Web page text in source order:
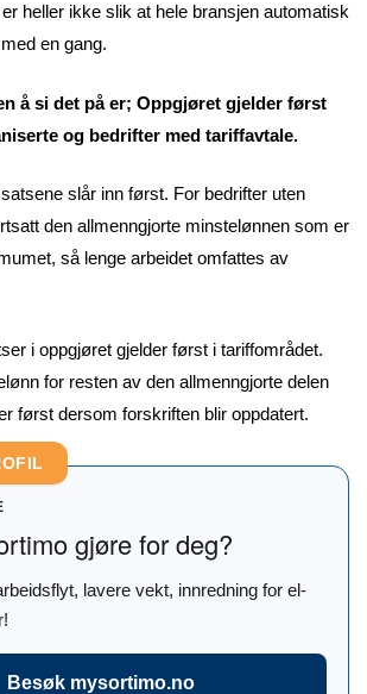
heller ikke slik at hele bransjen automatisk
en gang.
å si det på er; Oppgjøret gjelder først
og bedrifter med tariffavtale.
slår inn først. For bedrifter uten
den allmenngjorte minstelønnen som er
så lenge arbeidet omfattes av
i oppgjøret gjelder først i tariffområdet.
for resten av den allmenngjorte delen
først dersom forskriften blir oppdatert.
gjøre for deg?
lavere vekt, innredning for el-
Besøk mysortimo.no